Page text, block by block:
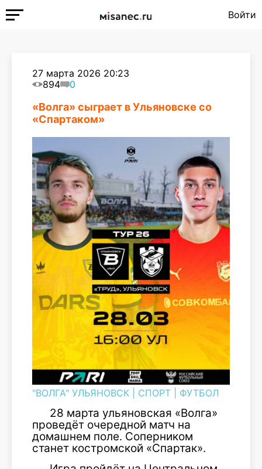
Войти
27 марта 2026 20:23
894
0
«Волга» сыграет в Ульяновске со
«Спартаком»
"ВОЛГА" УЛЬЯНОВСК СПОРТ ФУТБОЛ
28 марта ульяновская «Волга»
проведёт очередной матч на
домашнем поле. Соперником
станет костромской «Спартак».